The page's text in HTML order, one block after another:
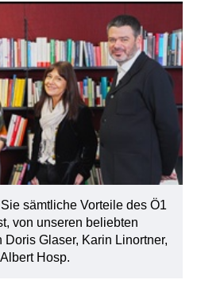
sämtliche Vorteile des Ö1
von unseren beliebten
Glaser, Karin Linortner,
Hosp.